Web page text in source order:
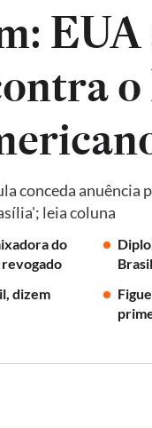
EUA
conceda
leia coluna
do
revogado
dizem